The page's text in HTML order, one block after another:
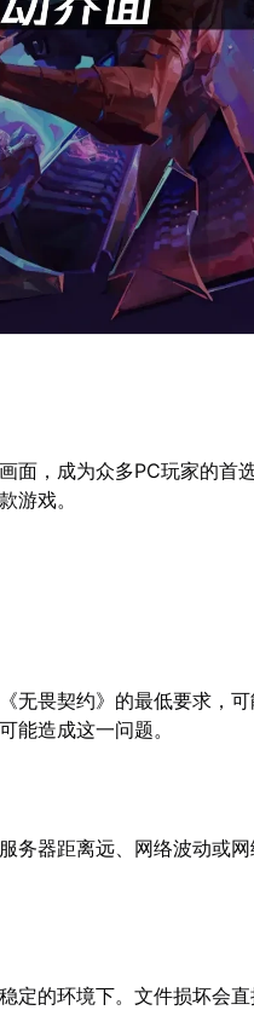
面，成为众多PC玩家的首
游戏。
无畏契约》的最低要求，可
能造成这一问题。
务器距离远、网络波动或
定的环境下。文件损坏会